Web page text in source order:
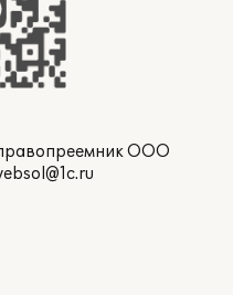
ООО